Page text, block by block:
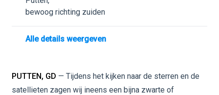
bewoog richting zuiden
Alle details weergeven
PUTTEN, GD — Tijdens het kijken naar de sterren en de
satellieten zagen wij ineens een bijna zwarte of